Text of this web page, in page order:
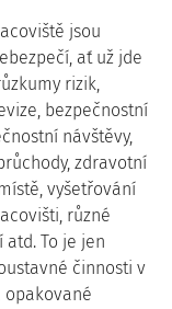
jsou
ať už jde
rizik,
bezpečnostní
návštěvy,
zdravotní
vyšetřování
různé
To je jen
činnosti v